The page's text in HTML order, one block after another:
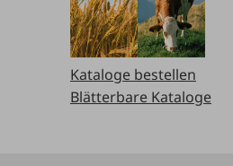
Kataloge bestellen
Blätterbare Kataloge